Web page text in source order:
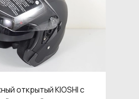
открытый KIOSHI с